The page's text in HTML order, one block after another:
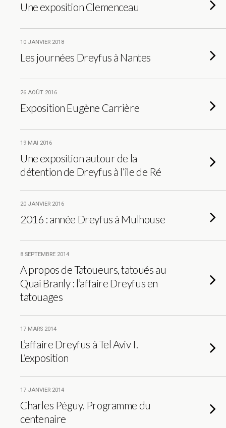
Une exposition Clemenceau
10 JANVIER 2018
Les journées Dreyfus à Nantes
26 AOÛT 2016
Exposition Eugène Carrière
19 MAI 2016
Une exposition autour de la
détention de Dreyfus à l’île de Ré
20 JANVIER 2016
2016 : année Dreyfus à Mulhouse
8 SEPTEMBRE 2014
A propos de Tatoueurs, tatoués au
Quai Branly : l’affaire Dreyfus en
tatouages
17 MARS 2014
L’affaire Dreyfus à Tel Aviv I.
L’exposition
17 JANVIER 2014
Charles Péguy. Programme du
centenaire